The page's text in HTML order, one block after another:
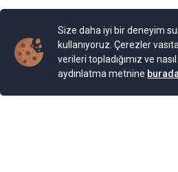
Yenigun
Size daha iyi bir deneyim
kullanıyoruz. Çerezler
verileri topladığımız ve
aydınlatma metnine